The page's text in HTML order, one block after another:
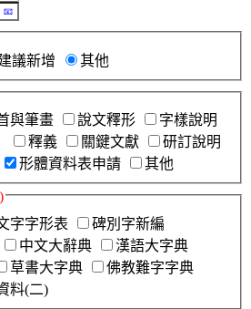
議新增 其他
與筆畫 說文釋形
字樣說明
釋義 關鍵文獻
研訂說明
形體資料表申請 其他
字字形表
碑別字新編
中文大辭典
漢語大字典
草書大字典
佛教難字字典
料(二)